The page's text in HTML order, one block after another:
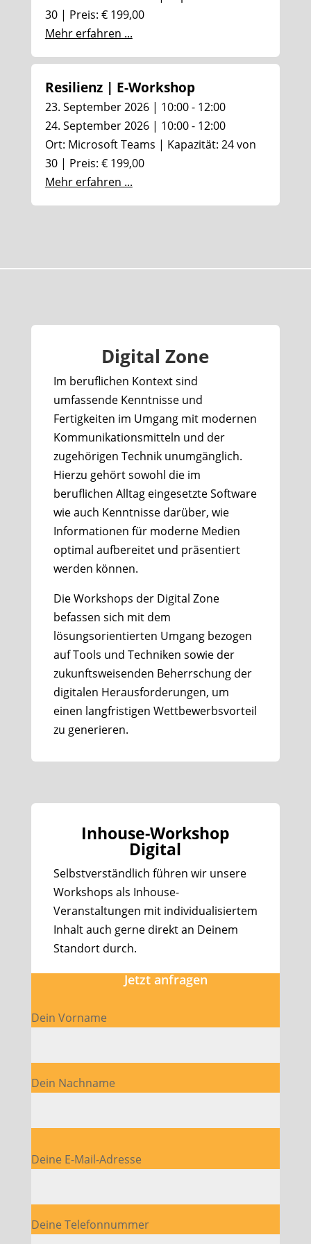
30 | Preis: € 199,00
Mehr erfahren ...
Resilienz | E-Workshop
23. September 2026 | 10:00 - 12:00
24. September 2026 | 10:00 - 12:00
Ort: Microsoft Teams | Kapazität: 24 von
30 | Preis: € 199,00
Mehr erfahren ...
Digital Zone
Im beruflichen Kontext sind
umfassende Kenntnisse und
Fertigkeiten im Umgang mit modernen
Kommunikationsmitteln und der
zugehörigen Technik unumgänglich.
Hierzu gehört sowohl die im
beruflichen Alltag eingesetzte Software
wie auch Kenntnisse darüber, wie
Informationen für moderne Medien
optimal aufbereitet und präsentiert
werden können.
Die Workshops der Digital Zone
befassen sich mit dem
lösungsorientierten Umgang bezogen
auf Tools und Techniken sowie der
zukunftsweisenden Beherrschung der
digitalen Herausforderungen, um
einen langfristigen Wettbewerbsvorteil
zu generieren.
Inhouse-Workshop
Digital
Selbstverständlich führen wir unsere
Workshops als Inhouse-
Veranstaltungen mit individualisiertem
Inhalt auch gerne direkt an Deinem
Standort durch.
Jetzt anfragen
Dein Vorname
Dein Nachname
Bitte lasse dieses Feld leer.
Deine E-Mail-Adresse
Deine Telefonnummer